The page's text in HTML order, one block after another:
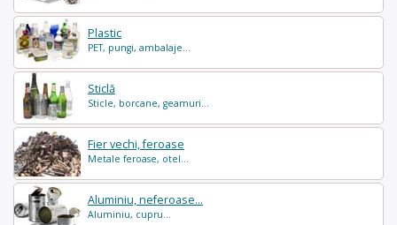
Plastic
PET, pungi, ambalaje...
Sticlă
Sticle, borcane, geamuri...
Fier vechi, feroase
Metale feroase, otel...
Aluminiu, neferoase...
Aluminiu, cupru...